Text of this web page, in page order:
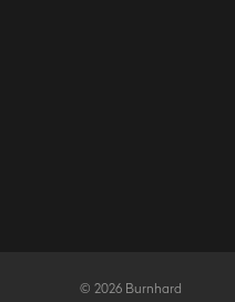
© 2026 Burnhard